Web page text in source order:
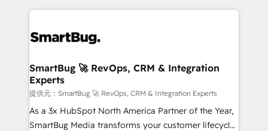
tune-ups, feature rollouts, adoption coaching. Buying
HubSpot, switching to it, or reviving a stale portal?
We are built for the work.
トを組み込んだ顧客フロント業務（マーケティング・営
ィブ・エージェンシーです。事業部・グループ会社・部
を、CRMを軸とした全社共通基盤に再構築します。意
思決定者・PMO・現場担当者に並走します。 1️⃣
HubSpot導入・活用支援 顧客データの一元化から、
GTMの見える化・自動化まで。全Hub統合運用、デー
タ品質設計、グループ横断のCRM統合に対応します。
SmartBug 🚀 RevOps, CRM & Integration
Experts
提供元：SmartBug 🚀 RevOps, CRM & Integration Experts
As a 3x HubSpot North America Partner of the Year,
SmartBug Media transforms your customer lifecycle